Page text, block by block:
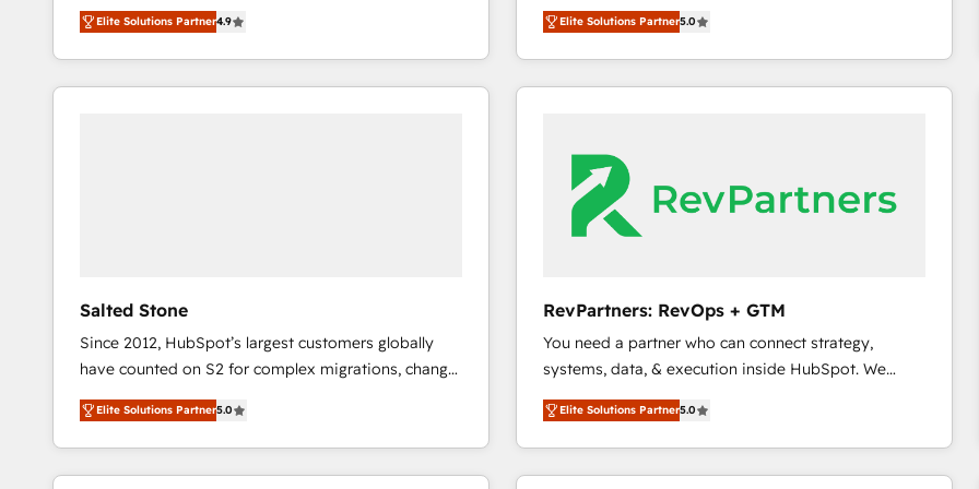
HubSpot大百科 出版 CRM・AI活用に関するご相談、現
North America. Avec plus de 115 experts en
marketing automation, Growth, Revops, CRM et
webdesign. Markentive is both a consulting firm, a
digital agency and an integrator. With over 115
Elite Solutions Partner4.9
growth. As a triple-accredited HubSpot Solutions
Partner, we specialize in both strategic RevOps
planning and hands-on technical execution - building
the operational foundation companies need to
Franchises - Professional Services - And more! How
we help: ✔️ Full HubSpot implementations and portal
optimization ✔️ Data migrations, CRM architecture,
and reporting foundations ✔️ Custom integrations
based engagements and ongoing RevOps
partnerships, we guide organizations through the
revenue maturity model - delivering the right
improvements at the right time so operations
evolve strategically and sustainably as the business
grows.
Elite Solutions Partner5.0
Salted Stone
Since 2012, HubSpot’s largest customers globally
have counted on S2 for complex migrations, change
management, systems integration, and creative
solutions that deliver measurable impact and
transform brand experiences As one of the few full-
service creative agencies in the HubSpot
Elite Solutions Partner5.0
RevPartners: RevOps + GTM
You need a partner who can connect strategy,
systems, data, & execution inside HubSpot. We
bridge the gap where most agencies fall short by
combining GTM strategy with technical execution to
solve the right problem with the right solution. As the
only firm in the world to hold Elite Partner
Elite Solutions Partner5.0